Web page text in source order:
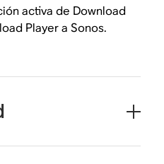
activa de Download
Player a Sonos.